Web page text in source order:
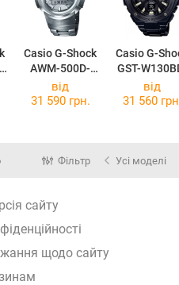
Casio G-Shock
AWM-500D-
1A8
Casio G-
GST-
1A
від
31 590 грн.
від
31 560
Фільтр Усі моделі
сайту
щодо сайту